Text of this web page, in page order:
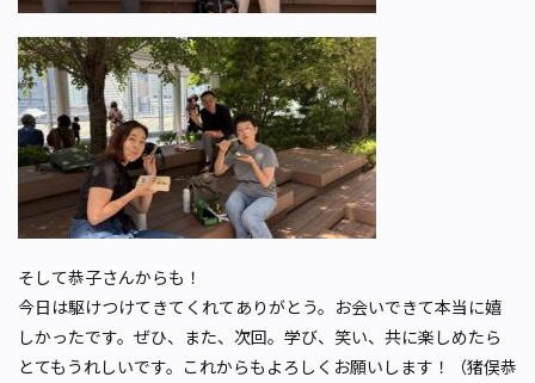
そして恭子さんからも！
今日は駆けつけてきてくれてありがとう。お会いできて本当に嬉
しかったです。ぜひ、また、次回。学び、笑い、共に楽しめたら
とてもうれしいです。これからもよろしくお願いします！（猪俣恭